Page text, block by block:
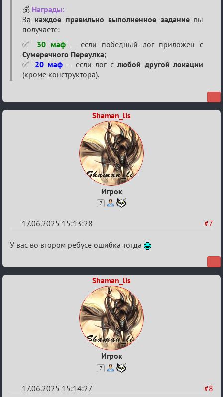
💰 Награды:
За каждое правильно выполненное заданиевы
получаете:
✅ 30 маф — если победный лог приложен с
Сумеречного Переулка;
✅ 20 маф— если лог слюбой другой локации
(кроме конструктора).
Shaman_lis
Игрок
7
#7
17.06.2025 15:13:28
Re:
загадки"
У вас во втором ребусе ошибка тогда
Shaman_lis
Игрок
7
#8
17.06.2025 15:14:27